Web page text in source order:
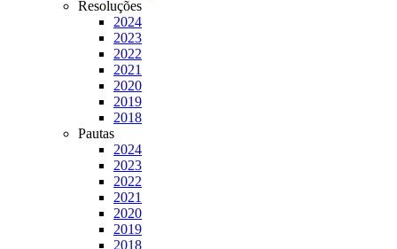
Resoluções
2024
2023
2022
2021
2020
2019
2018
Pautas
2024
2023
2022
2021
2020
2019
2018